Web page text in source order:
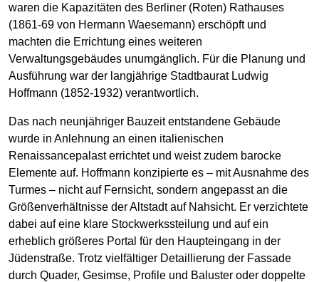
waren die Kapazitäten des Berliner (Roten) Rathauses
(1861-69 von Hermann Waesemann) erschöpft und
machten die Errichtung eines weiteren
Verwaltungsgebäudes unumgänglich. Für die Planung und
Ausführung war der langjährige Stadtbaurat Ludwig
Hoffmann (1852-1932) verantwortlich.
Das nach neunjähriger Bauzeit entstandene Gebäude
wurde in Anlehnung an einen italienischen
Renaissancepalast errichtet und weist zudem barocke
Elemente auf. Hoffmann konzipierte es – mit Ausnahme des
Turmes – nicht auf Fernsicht, sondern angepasst an die
Größenverhältnisse der Altstadt auf Nahsicht. Er verzichtete
dabei auf eine klare Stockwerkssteilung und auf ein
erheblich größeres Portal für den Haupteingang in der
Jüdenstraße. Trotz vielfältiger Detaillierung der Fassade
durch Quader, Gesimse, Profile und Baluster oder doppelte